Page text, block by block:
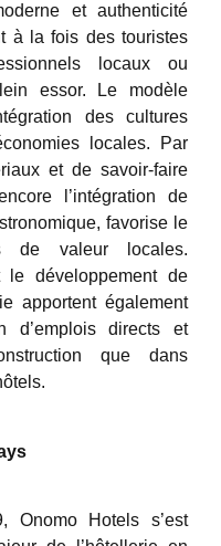
et authenticité
à la fois des touristes
locaux ou
essor. Le modèle
des cultures
locales. Par
et de savoir-faire
l’intégration de
favorise le
de valeur locales.
le développement de
apportent également
d’emplois directs et
que dans
Onomo Hotels s’est